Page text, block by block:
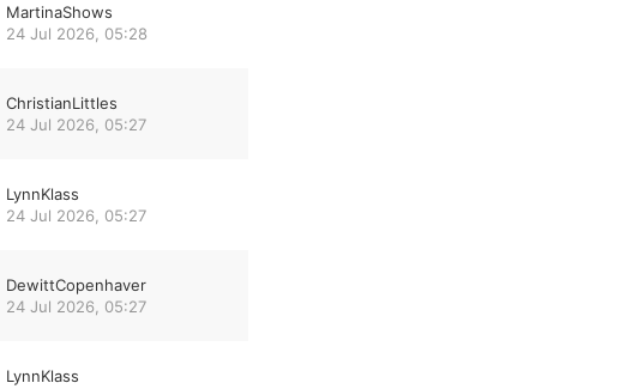
MartinaShows
24 Jul 2026, 05:28
ChristianLittles
24 Jul 2026, 05:27
LynnKlass
24 Jul 2026, 05:27
DewittCopenhaver
24 Jul 2026, 05:27
LynnKlass